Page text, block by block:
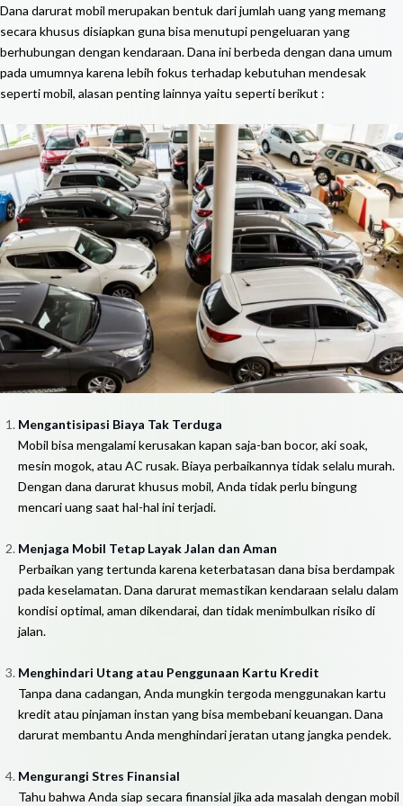
Dana darurat mobil merupakan bentuk dari jumlah uang yang memang
secara khusus disiapkan guna bisa menutupi pengeluaran yang
berhubungan dengan kendaraan. Dana ini berbeda dengan dana umum
pada umumnya karena lebih fokus terhadap kebutuhan mendesak
seperti mobil, alasan penting lainnya yaitu seperti berikut :
Mengantisipasi Biaya Tak Terduga
Mobil bisa mengalami kerusakan kapan saja-ban bocor, aki soak,
mesin mogok, atau AC rusak. Biaya perbaikannya tidak selalu murah.
Dengan dana darurat khusus mobil, Anda tidak perlu bingung
mencari uang saat hal-hal ini terjadi.
Menjaga Mobil Tetap Layak Jalan dan Aman
Perbaikan yang tertunda karena keterbatasan dana bisa berdampak
pada keselamatan. Dana darurat memastikan kendaraan selalu dalam
kondisi optimal, aman dikendarai, dan tidak menimbulkan risiko di
jalan.
Menghindari Utang atau Penggunaan Kartu Kredit
Tanpa dana cadangan, Anda mungkin tergoda menggunakan kartu
kredit atau pinjaman instan yang bisa membebani keuangan. Dana
darurat membantu Anda menghindari jeratan utang jangka pendek.
Mengurangi Stres Finansial
Tahu bahwa Anda siap secara finansial jika ada masalah dengan mobil